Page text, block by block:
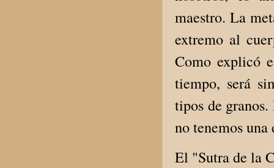
maestro. La
extremo al
Como explicó
tiempo, será
tipos de
no tenemos
El "Sutra de la